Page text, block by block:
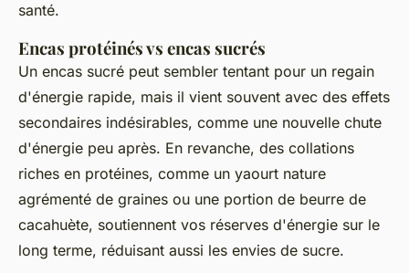
santé.
Encas protéinés vs encas sucrés
Un encas sucré peut sembler tentant pour un regain
d'énergie rapide, mais il vient souvent avec des effets
secondaires indésirables, comme une nouvelle chute
d'énergie peu après. En revanche, des collations
riches en protéines, comme un yaourt nature
agrémenté de graines ou une portion de beurre de
cacahuète, soutiennent vos réserves d'énergie sur le
long terme, réduisant aussi les envies de sucre.